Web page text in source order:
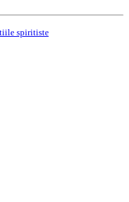
spiritiste